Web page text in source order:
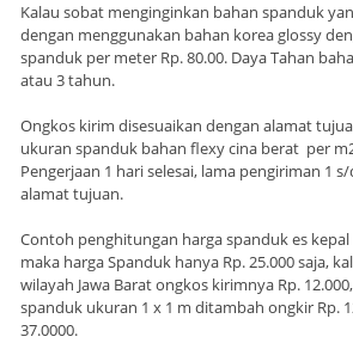
Kalau sobat menginginkan bahan spanduk
dengan menggunakan bahan korea glossy
spanduk per meter Rp. 80.00. Daya Tahan
atau 3 tahun.
Ongkos kirim disesuaikan dengan alamat
ukuran spanduk bahan flexy cina berat per
Pengerjaan 1 hari selesai, lama pengiriman 1
alamat tujuan.
Contoh penghitungan harga spanduk es
maka harga Spanduk hanya Rp. 25.000 saja,
wilayah Jawa Barat ongkos kirimnya Rp.
spanduk ukuran 1 x 1 m ditambah ongkir Rp.
37.0000.